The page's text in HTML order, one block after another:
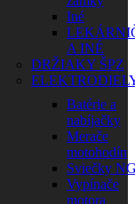
Iné
A INÉ
DRŽIAKY ŠPZ
Batérie a
nabíjačky
Merače
motohodín
Sviečky
Vypínače
motora